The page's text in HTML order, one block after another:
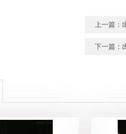
上一篇：
下一篇：